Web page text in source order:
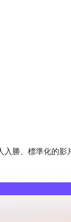
勝、標準化的